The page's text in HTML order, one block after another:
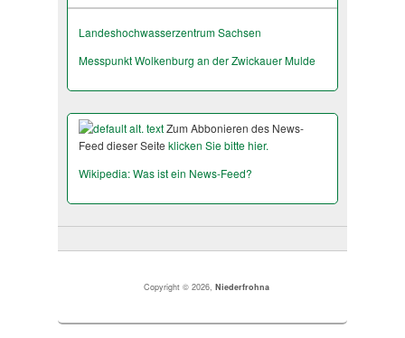
Landeshochwas­serzentrum Sachsen
Messpunkt Wolkenburg an der Zwickauer Mulde
Zum Abbonieren des News-
Feed dieser Seite klicken Sie bitte hier.
Wikipedia: Was ist ein News-Feed?
Copyright © 2026,Niederfrohna